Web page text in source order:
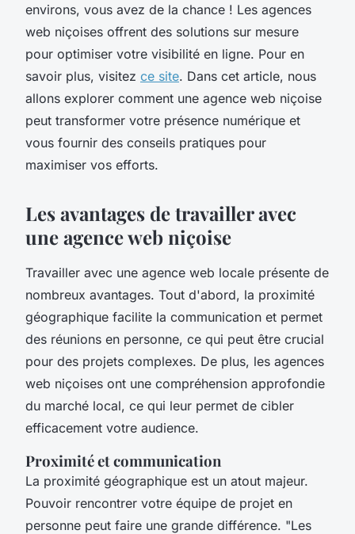
environs, vous avez de la chance ! Les agences
web niçoises offrent des solutions sur mesure
pour optimiser votre visibilité en ligne. Pour en
savoir plus, visitez ce site. Dans cet article, nous
allons explorer comment une agence web niçoise
peut transformer votre présence numérique et
vous fournir des conseils pratiques pour
maximiser vos efforts.
Les avantages de travailler avec
une agence web niçoise
Travailler avec une agence web locale présente de
nombreux avantages. Tout d'abord, la proximité
géographique facilite la communication et permet
des réunions en personne, ce qui peut être crucial
pour des projets complexes. De plus, les agences
web niçoises ont une compréhension approfondie
du marché local, ce qui leur permet de cibler
efficacement votre audience.
Proximité et communication
La proximité géographique est un atout majeur.
Pouvoir rencontrer votre équipe de projet en
personne peut faire une grande différence. "Les